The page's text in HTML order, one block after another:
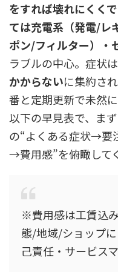
をすれば壊れにくく
ては充電系（発電/レ
ポン/フィルター）・
ラブルの中心。症状は
かからないに集約さ
番と定期更新で未然に
以下の早見表で、ま
の“よくある症状→要
→費用感”を俯瞰して
※費用感は工賃込
態/地域/ショップ
己責任・サービス